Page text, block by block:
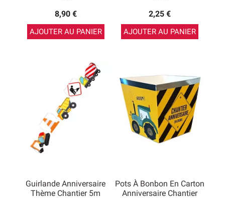
8,90 €
AJOUTER AU PANIER
2,25 €
AJOUTER AU PANIER
Guirlande Anniversaire
Thème Chantier 5m
Pots À Bonbon En Carton
Anniversaire Chantier